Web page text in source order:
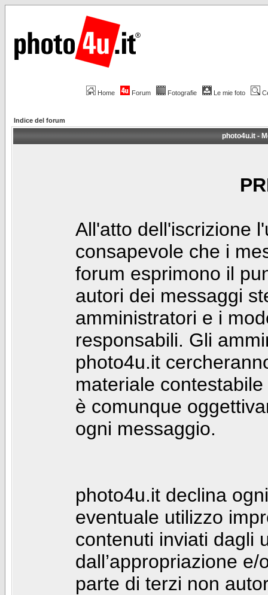
Home Forum Fotografie Le mie foto
Indice del forum
photo4u.it -
All'atto dell'iscrizione
consapevole che i
forum esprimono il
autori dei messaggi
amministratori e i
responsabili. Gli
photo4u.it
materiale
è comunque
ogni messaggio.
photo4u.it declina
eventuale utilizzo
contenuti inviati dagli
dall’appropriazione
parte di terzi non